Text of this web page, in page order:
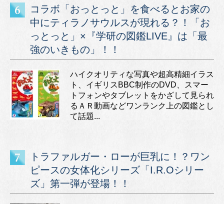
コラボ「おっとっと」を食べるとお家の
中にティラノサウルスが現れる？！「お
っとっと」×『学研の図鑑LIVE』は「最
強のいきもの」！！
ハイクオリティな写真や超高精細イラス
ト、イギリスBBC制作のDVD、スマー
トフォンやタブレットをかざして見られ
るＡＲ動画などワンランク上の図鑑とし
て話題...
トラファルガー・ローが巨乳に！？ワン
ピースの女体化シリーズ「I.R.Oシリー
ズ」第一弾が登場！！